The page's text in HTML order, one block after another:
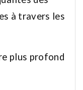
à travers les
plus profond